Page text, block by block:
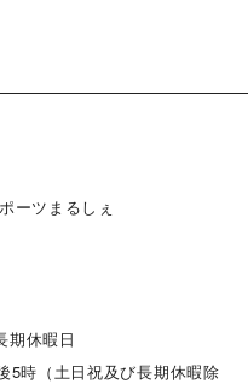
ーツまるしぇ
期休暇日
5時（土日祝及び長期休暇除